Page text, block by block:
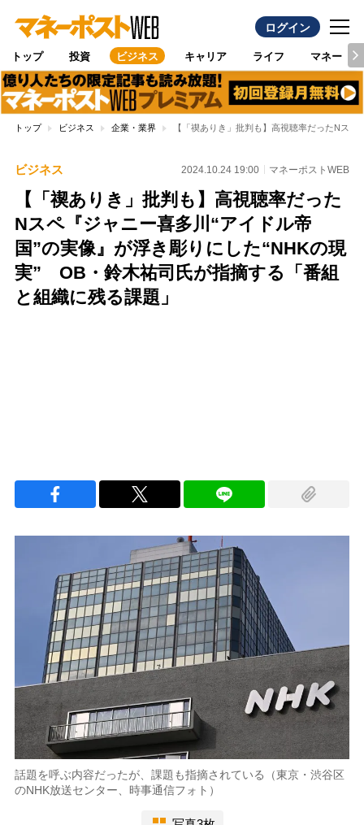
ログイン
トップ 投資 ビジネス キャリア ライフ マネー
トップ ビジネス 企業・業界 【「禊ありき」批判も】高視聴率だったNス
ビジネス 2024.10.24 19:00 マネーポストWEB
【「禊ありき」批判も】高視聴率だった
Nスペ『ジャニー喜多川“アイドル帝
国”の実像』が浮き彫りにした“NHKの現
実” OB・鈴木祐司氏が指摘する「番組
と組織に残る課題」
話題を呼ぶ内容だったが、課題も指摘されている（東京・渋谷区
のNHK放送センター、時事通信フォト）